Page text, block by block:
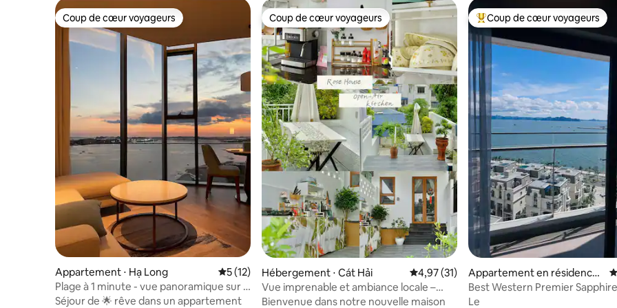
Coup de cœur voyageurs
Coup de cœur voyageurs
Appartement ⋅ Hạ Long Évaluation moyenne sur la base de 12 commentaires : 5 sur 5
5 (12)
Plage à 1 minute - vue panoramique sur la
mer
Séjour de 🌟 rêve dans un appartement
Coup de cœur voyageurs
Coup de cœur voyageurs
Hébergement ⋅ Cát Hải Évaluation moyenne sur la base de 31
4,97 (31)
Vue imprenable et ambiance locale –
Séjour chaleureux à Cát Bà
Bienvenue dans notre nouvelle maison
Coups de cœur voyageurs les
Coup de cœur voyageurs
Appartement en résidence ⋅
Hạ Long
Best Western Premier Sapphire
Feu d'artifice
Le